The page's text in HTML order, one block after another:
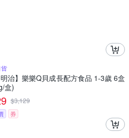
明治】樂樂Q貝成長配方食品 1-3歲 6盒
盒)
$3,129
券